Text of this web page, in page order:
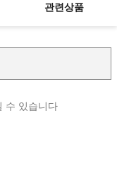
관련상품
수 있습니다